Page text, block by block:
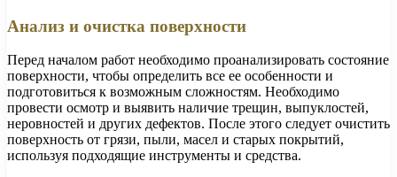
Анализ и очистка поверхности
Перед началом работ необходимо проанализировать состояние
поверхности, чтобы определить все ее особенности и
подготовиться к возможным сложностям. Необходимо
провести осмотр и выявить наличие трещин, выпуклостей,
неровностей и других дефектов. После этого следует очистить
поверхность от грязи, пыли, масел и старых покрытий,
используя подходящие инструменты и средства.